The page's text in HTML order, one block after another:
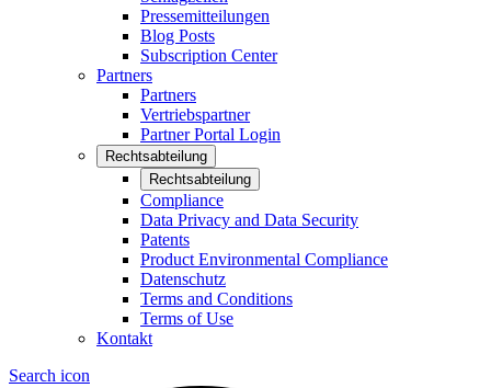
Pressemitteilungen
Blog Posts
Subscription Center
Partners
Partners
Vertriebspartner
Partner Portal Login
Rechtsabteilung
Rechtsabteilung
Compliance
Data Privacy and Data Security
Patents
Product Environmental Compliance
Datenschutz
Terms and Conditions
Terms of Use
Kontakt
Search icon